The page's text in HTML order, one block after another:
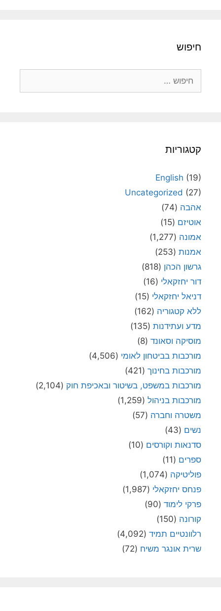
חיפוש
קטגוריות
English (19)
Uncategorized (27)
אהבה (74)
אוטיזם (15)
אמונה (1,277)
אמנות (253)
גרשון הכהן (818)
דור יחזקאלי (16)
דניאל יחזקאלי (15)
ללא קטגוריה (162)
מדע ועתידנות (135)
מוסיקה וסאונד (8)
מורכבות בביטחון לאומי (4,506)
מורכבות בחינוך (421)
מורכבות במשפט, בשיטור ובאכיפת חוק (2,104)
מורכבות בניהול (1,259)
משטרה וחברה (57)
נשים (43)
סדנאות וקורסים (10)
ספרים (11)
פוליטיקה (1,074)
פנחס יחזקאלי (1,987)
פרקי לימוד (90)
קורונה (150)
רלוונטיים תמיד (4,092)
שרית אונגר משיח (72)